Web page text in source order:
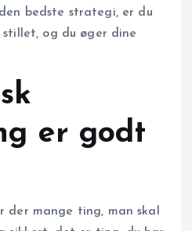
bedste strategi, er du
og du øger dine
er godt
der mange ting, man skal